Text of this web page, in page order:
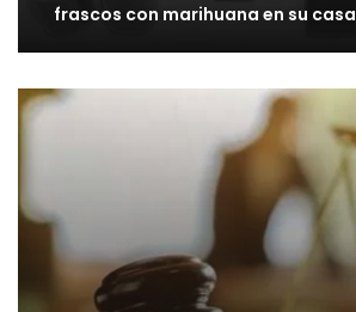
frascos con marihuana en su casa